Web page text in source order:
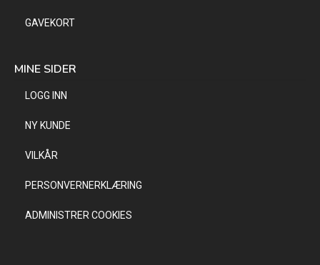
GAVEKORT
MINE SIDER
LOGG INN
NY KUNDE
VILKÅR
PERSONVERNERKLÆRING
ADMINISTRER COOKIES